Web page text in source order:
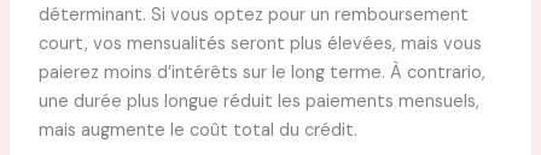
déterminant. Si vous optez pour un remboursement
court, vos mensualités seront plus élevées, mais vous
paierez moins d’intérêts sur le long terme. À contrario,
une durée plus longue réduit les paiements mensuels,
mais augmente le coût total du crédit.